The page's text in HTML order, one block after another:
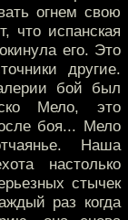
огнем свою
что испанская
его. Это
другие.
бой был
Мело, это
боя... Мело
Наша
настолько
стычек
раз когда